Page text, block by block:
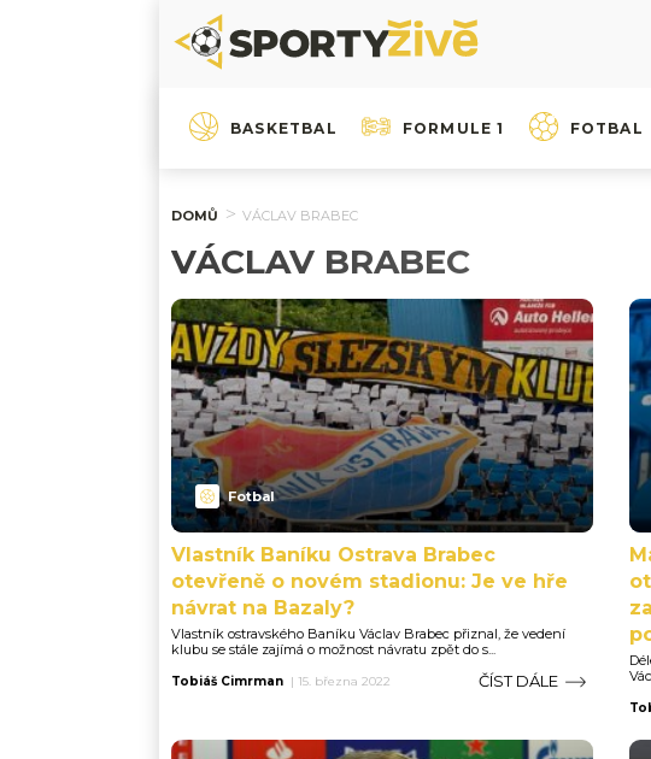
BASKETBAL FORMULE 1 FOTBAL
DOMŮ VÁCLAV BRABEC
VÁCLAV BRABEC
Fotbal
Vlastník Baníku Ostrava Brabec
otevřeně o novém stadionu: Je ve hře
návrat na Bazaly?
Vlastník ostravského Baníku Václav Brabec přiznal, že vedení
klubu se stále zajímá o možnost návratu zpět do s...
Tobiáš Cimrman | 15. března 2022 ČÍST DÁLE